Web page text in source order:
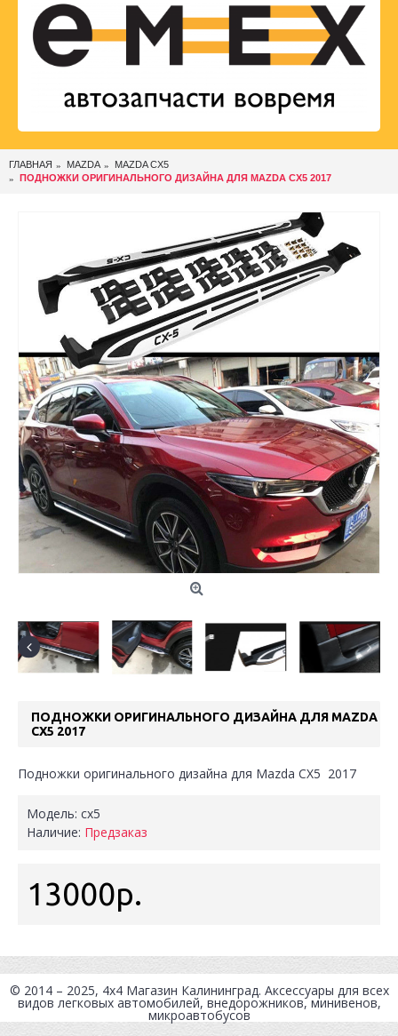
ГЛАВНАЯ MAZDA
MAZDA CX5
ПОДНОЖКИ ОРИГИНАЛЬНОГО ДИЗАЙНА ДЛЯ MAZDA CX5 2017
ПОДНОЖКИ ОРИГИНАЛЬНОГО ДИЗАЙНА ДЛЯ MAZDA
CX5 2017
Подножки оригинального дизайна для Mazda CX5 2017
Модель: cx5
Наличие: Предзаказ
13000р.
© 2014 – 2025, 4x4 Магазин Калининград. Аксессуары для всех
видов легковых автомобилей, внедорожников, минивенов,
микроавтобусов